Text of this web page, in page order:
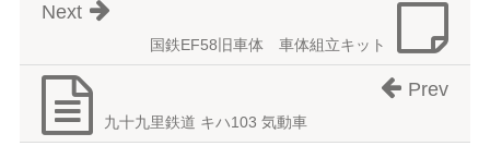
国鉄EF58旧車体 車体組立キット
Next
九十九里鉄道 キハ103 気動車
Prev